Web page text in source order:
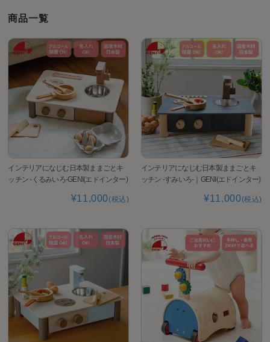
商品一覧
インテリアになじむ日本製ままごとキ
ッチン -くるみいろ-GENI(エドインター)
¥11,000(税込)
インテリアになじむ日本製ままごとキ
ッチン -すみいろ-｜GENI(エドインター)
¥11,000(税込)